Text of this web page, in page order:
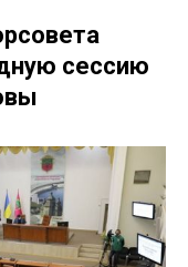
сессию